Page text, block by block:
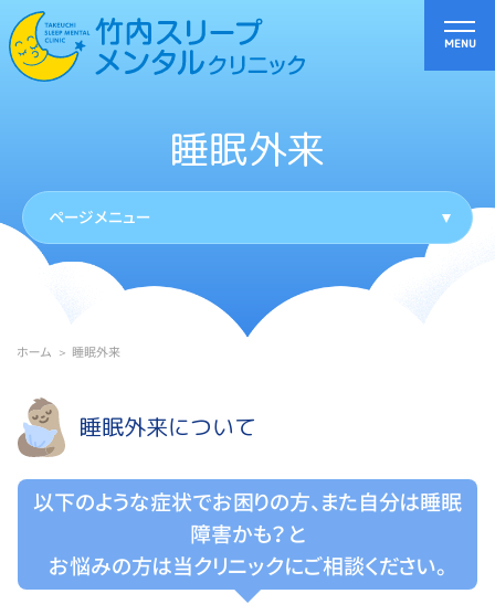
睡眠外来
ページメニュー
ホーム 睡眠外来
睡眠外来について
以下のような症状でお困りの方、また自分は睡眠
障害かも？ と
お悩みの方は当クリニックにご相談ください。